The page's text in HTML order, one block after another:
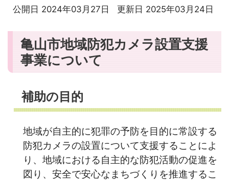
公開日 2024年03月27日
更新日 2025年03月24日
亀山市地域防犯カメラ設置支援
事業について
補助の目的
地域が自主的に犯罪の予防を目的に常設する
防犯カメラの設置について支援することによ
り、地域における自主的な防犯活動の促進を
図り、安全で安心なまちづくりを推進するこ